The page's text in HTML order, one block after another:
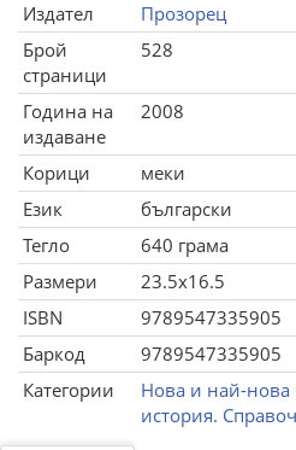
Издател
Прозорец
Брой
страници
528
Година на
издаване
2008
Корици
меки
Език
български
Тегло
640 грама
Размери
23.5x16.5
ISBN
9789547335905
Баркод
9789547335905
Категории
Нова и най-нова
история.